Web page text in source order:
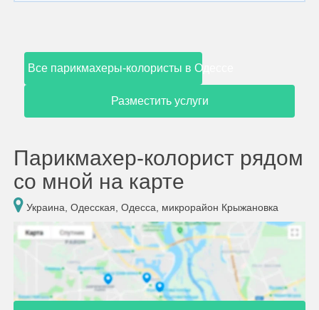
Все парикмахеры-колористы в Одессе
Разместить услуги
Парикмахер-колорист рядом
со мной на карте
Украина, Одесская, Одесса, микрорайон Крыжановка